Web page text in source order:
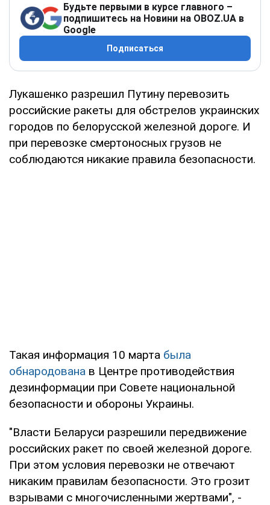
Будьте первыми в курсе главного –
подпишитесь на Новини на OBOZ.UA в
Google
Подписаться
Лукашенко разрешил Путину перевозить
российские ракеты для обстрелов украинских
городов по белорусской железной дороге. И
при перевозке смертоносных грузов не
соблюдаются никакие правила безопасности.
Такая информация 10 марта была
обнародована в Центре противодействия
дезинформации при Совете национальной
безопасности и обороны Украины.
"Власти Беларуси разрешили передвижение
российских ракет по своей железной дороге.
При этом условия перевозки не отвечают
никаким правилам безопасности. Это грозит
взрывами с многочисленными жертвами", -